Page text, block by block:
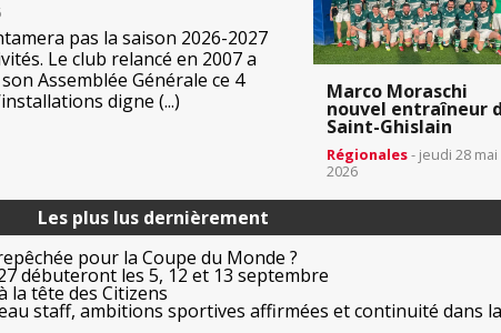
pas la saison 2026-2027
Le club relancé en 2007 a
Assemblée Générale ce 4
digne (...)
Marco Moraschi
nouvel entraîneur
Saint-Ghislain
Régionales- jeudi 28 mai
2026
Les plus lus dernièrement
pour la Coupe du Monde ?
débuteront les 5, 12 et 13 septembre
la tête des Citizens
staff, ambitions sportives affirmées et continuité dans la